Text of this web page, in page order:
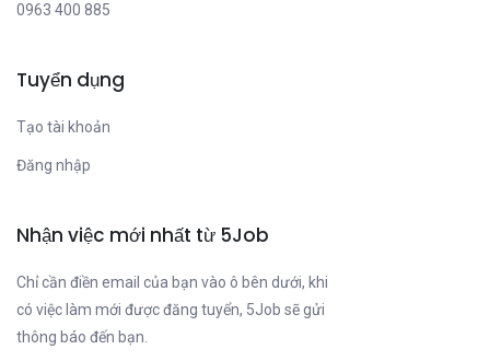
0963 400 885
Tuyển dụng
Tạo tài khoản
Đăng nhập
Nhận việc mới nhất từ 5Job
Chỉ cần điền email của bạn vào ô bên dưới, khi
có việc làm mới được đăng tuyển, 5Job sẽ gửi
thông báo đến bạn.